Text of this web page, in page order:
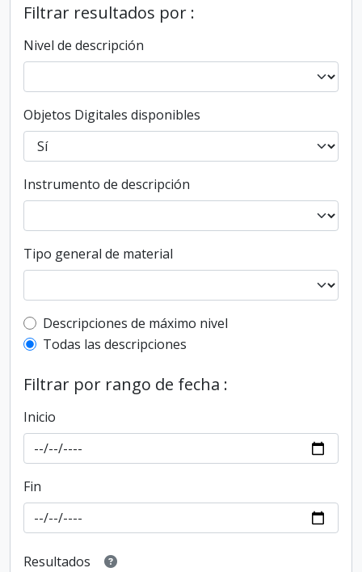
Filtrar resultados por :
Nivel de descripción
Objetos Digitales disponibles
Instrumento de descripción
Tipo general de material
Top-level description filter
Descripciones de máximo nivel
Todas las descripciones
Filtrar por rango de fecha :
Inicio
Fin
Resultados